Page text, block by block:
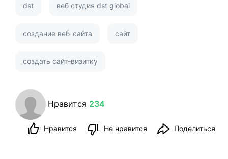
dst веб студия dst global
создание веб-сайта сайт
создать сайт-визитку
Нравится 234
Нравится Не нравится Поделиться